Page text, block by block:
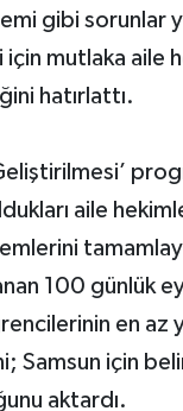
gibi sorunlar
için mutlaka aile
hatırlattı.
aile
100 günlük
en az
için
aktardı.